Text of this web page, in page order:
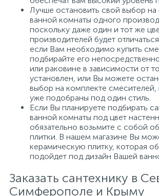
Лучше остановить свой выбор на
ванной комнаты одного
поскольку даже один и тот же
производителей будет
если Вам необходимо купить
подбирайте его
или раковине в зависимости от
установлен, или Вы можете
выбор на комплекте смесителей,
уже подобраны под один стиль.
Если Вы планируете подбирать
ванной комнаты под цвет
обязательно возьмите с собой
плитки. В нашем магазине Вы
керамическую плитку, которая
подойдет под дизайн Вашей
Заказать сантехнику в
Симферополе и Крыму